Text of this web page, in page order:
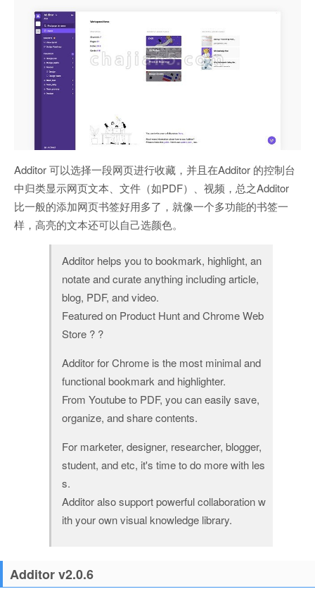
Additor 可以选择一段网页进行收藏，并且在Additor 的控制台
中归类显示网页文本、文件（如PDF）、视频，总之Additor
比一般的添加网页书签好用多了，就像一个多功能的书签一
样，高亮的文本还可以自己选颜色。
Additor helps you to bookmark, highlight, an
notate and curate anything including article,
blog, PDF, and video.
Featured on Product Hunt and Chrome Web
Store ? ?
Additor for Chrome is the most minimal and
functional bookmark and highlighter.
From Youtube to PDF, you can easily save,
organize, and share contents.
For marketer, designer, researcher, blogger,
student, and etc, it's time to do more with les
s.
Additor also support powerful collaboration w
ith your own visual knowledge library.
Additor v2.0.6